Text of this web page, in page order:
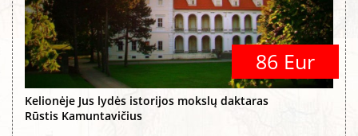
86 Eur
Kelionėje Jus lydės istorijos mokslų daktaras
Rūstis Kamuntavičius